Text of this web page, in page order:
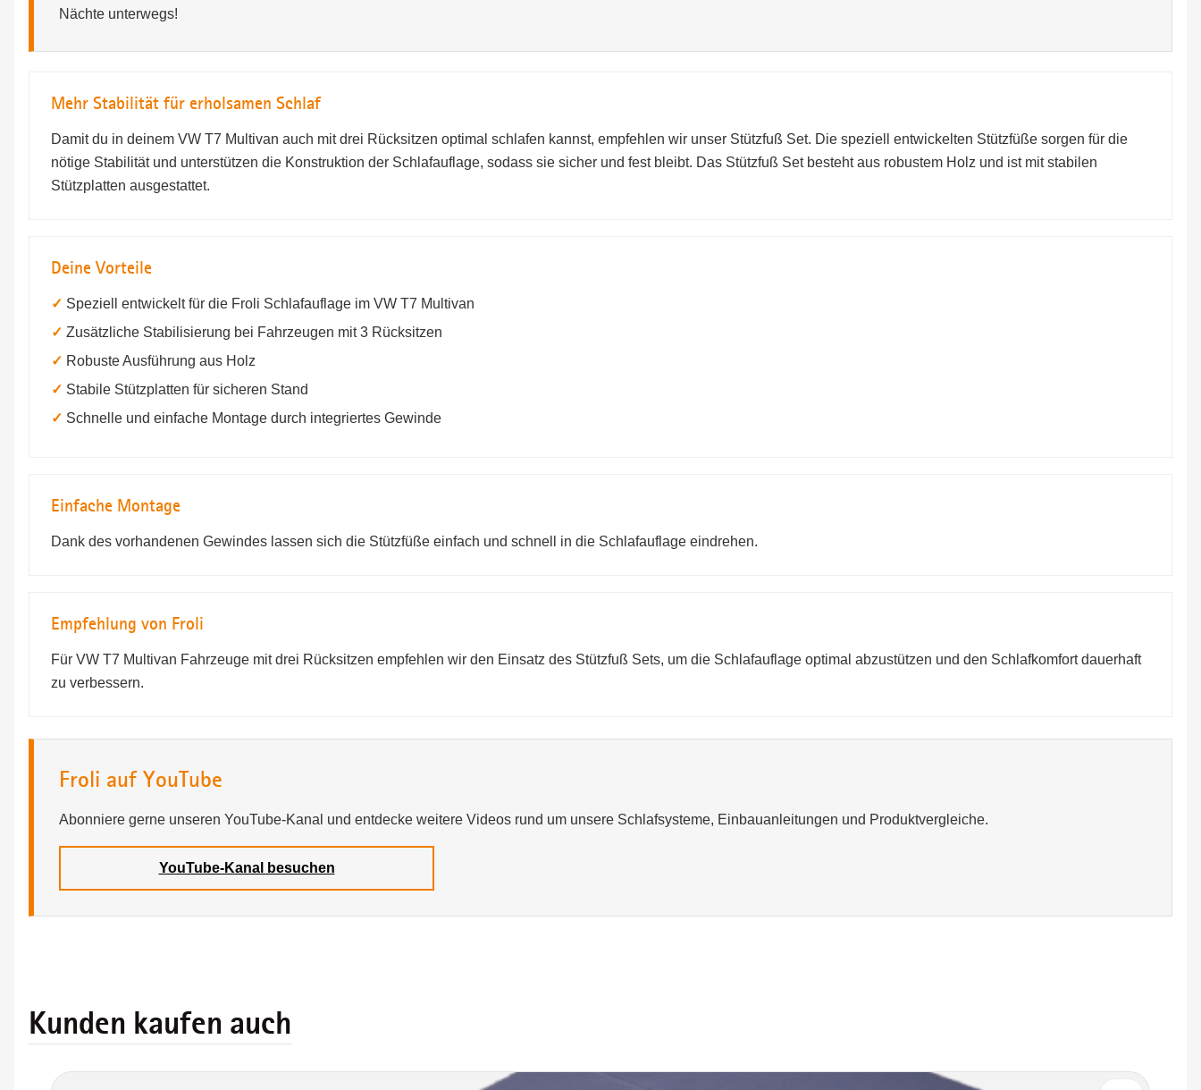
Nächte unterwegs!
Mehr Stabilität für erholsamen Schlaf
Damit du in deinem VW T7 Multivan auch mit drei Rücksitzen optimal schlafen kannst, empfehlen wir unser Stützfuß Set. Die speziell entwickelten Stützfüße sorgen für die
nötige Stabilität und unterstützen die Konstruktion der Schlafauflage, sodass sie sicher und fest bleibt. Das Stützfuß Set besteht aus robustem Holz und ist mit stabilen
Stützplatten ausgestattet.
Deine Vorteile
✓ Speziell entwickelt für die Froli Schlafauflage im VW T7 Multivan
✓ Zusätzliche Stabilisierung bei Fahrzeugen mit 3 Rücksitzen
✓ Robuste Ausführung aus Holz
✓ Stabile Stützplatten für sicheren Stand
✓ Schnelle und einfache Montage durch integriertes Gewinde
Einfache Montage
Dank des vorhandenen Gewindes lassen sich die Stützfüße einfach und schnell in die Schlafauflage eindrehen.
Empfehlung von Froli
Für VW T7 Multivan Fahrzeuge mit drei Rücksitzen empfehlen wir den Einsatz des Stützfuß Sets, um die Schlafauflage optimal abzustützen und den Schlafkomfort dauerhaft
zu verbessern.
Froli auf YouTube
Abonniere gerne unseren YouTube-Kanal und entdecke weitere Videos rund um unsere Schlafsysteme, Einbauanleitungen und Produktvergleiche.
YouTube-Kanal besuchen
Kunden kaufen auch
Produktgalerie überspringen